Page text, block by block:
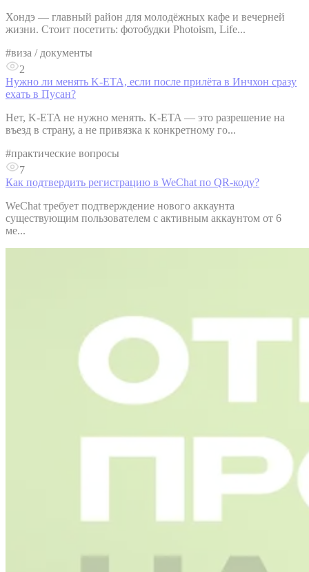
Хондэ — главный район для молодёжных кафе и вечерней
жизни. Стоит посетить: фотобудки Photoism, Life...
#виза / документы
2
Нужно ли менять K-ETA, если после прилёта в Инчхон сразу
ехать в Пусан?
Нет, K-ETA не нужно менять. K-ETA — это разрешение на
въезд в страну, а не привязка к конкретному го...
#практические вопросы
7
Как подтвердить регистрацию в WeChat по QR-коду?
WeChat требует подтверждение нового аккаунта
существующим пользователем с активным аккаунтом от 6
ме...